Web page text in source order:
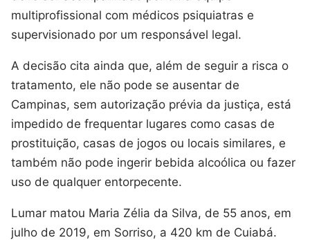
multiprofissional com médicos psiquiatras e
supervisionado por um responsável legal.
A decisão cita ainda que, além de seguir a risca o
tratamento, ele não pode se ausentar de
Campinas, sem autorização prévia da justiça, está
impedido de frequentar lugares como casas de
prostituição, casas de jogos ou locais similares, e
também não pode ingerir bebida alcoólica ou fazer
uso de qualquer entorpecente.
Lumar matou Maria Zélia da Silva, de 55 anos, em
julho de 2019, em Sorriso, a 420 km de Cuiabá.